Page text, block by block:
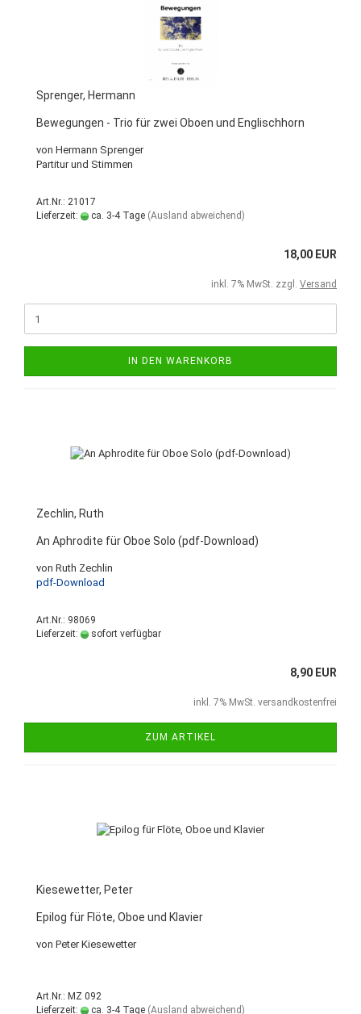
Sprenger, Hermann
Bewegungen - Trio für zwei Oboen und Englischhorn
von Hermann Sprenger
Partitur und Stimmen
Art.Nr.: 21017
Lieferzeit:
ca. 3-4 Tage (Ausland abweichend)
18,00 EUR
inkl. 7% MwSt. zzgl. Versand
IN DEN WARENKORB
Zechlin, Ruth
An Aphrodite für Oboe Solo (pdf-Download)
von Ruth Zechlin
pdf-Download
Art.Nr.: 98069
Lieferzeit:
sofort verfügbar
8,90 EUR
inkl. 7% MwSt. versandkostenfrei
ZUM ARTIKEL
Kiesewetter, Peter
Epilog für Flöte, Oboe und Klavier
von Peter Kiesewetter
Art.Nr.: MZ 092
Lieferzeit:
ca. 3-4 Tage (Ausland abweichend)